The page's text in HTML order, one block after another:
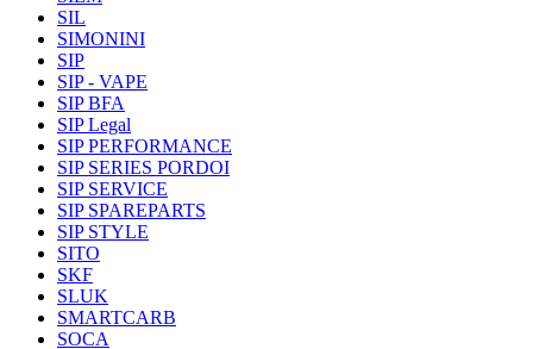
SIL
SIMONINI
SIP
SIP - VAPE
SIP BFA
SIP Legal
SIP PERFORMANCE
SIP SERIES PORDOI
SIP SERVICE
SIP SPAREPARTS
SIP STYLE
SITO
SKF
SLUK
SMARTCARB
SOCA